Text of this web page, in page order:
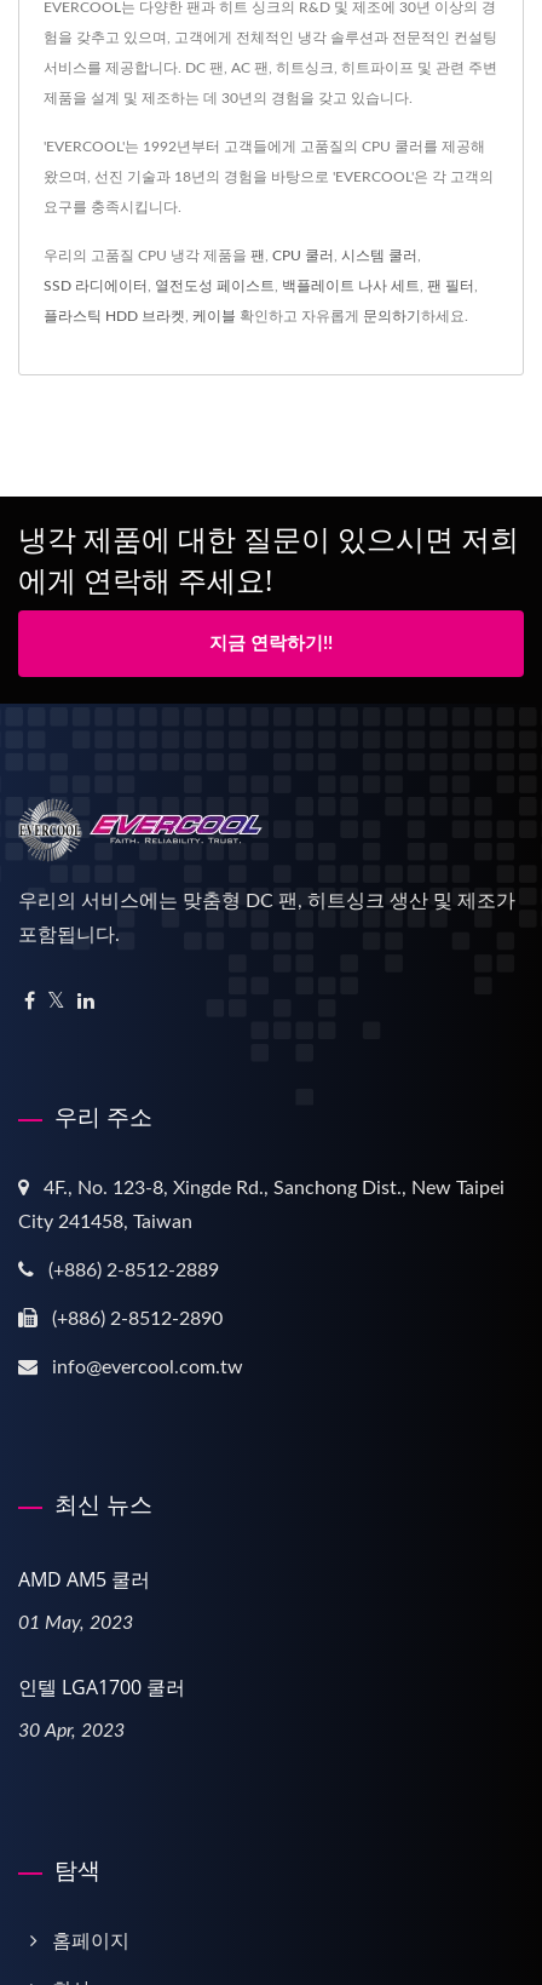
EVERCOOL는 다양한 팬과 히트 싱크의 R&D 및 제조에 30년 이상의 경
험을 갖추고 있으며, 고객에게 전체적인 냉각 솔루션과 전문적인 컨설팅
서비스를 제공합니다. DC 팬, AC 팬, 히트싱크, 히트파이프 및 관련 주변
제품을 설계 및 제조하는 데 30년의 경험을 갖고 있습니다.
'EVERCOOL'는 1992년부터 고객들에게 고품질의 CPU 쿨러를 제공해
왔으며, 선진 기술과 18년의 경험을 바탕으로 'EVERCOOL'은 각 고객의
요구를 충족시킵니다.
우리의 고품질 CPU 냉각 제품을 팬 CPU 쿨러 시스템 쿨러
SSD 라디에이터 열전도성 페이스트 백플레이트 나사 세트 팬 필터
플라스틱 HDD 브라켓 케이블 확인하고 자유롭게 문의하기 하세요.
냉각 제품에 대한 질문이 있으시면 저희
에게 연락해 주세요!
지금 연락하기!!
우리의 서비스에는 맞춤형 DC 팬, 히트싱크 생산 및 제조가
포함됩니다.
우리 주소
4F., No. 123-8, Xingde Rd., Sanchong Dist., New Taipei
City 241458, Taiwan
(+886) 2-8512-2889
(+886) 2-8512-2890
info@evercool.com.tw
최신 뉴스
AMD AM5 쿨러
01 May, 2023
인텔 LGA1700 쿨러
30 Apr, 2023
탐색
홈페이지